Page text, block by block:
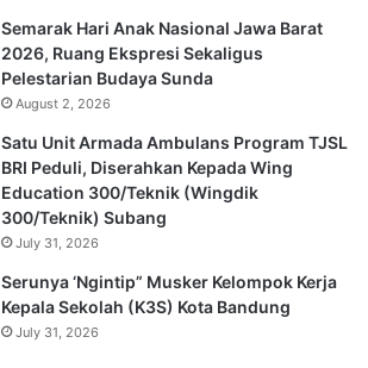
Semarak Hari Anak Nasional Jawa Barat
2026, Ruang Ekspresi Sekaligus
Pelestarian Budaya Sunda
August 2, 2026
Satu Unit Armada Ambulans Program TJSL
BRI Peduli, Diserahkan Kepada Wing
Education 300/Teknik (Wingdik
300/Teknik) Subang
July 31, 2026
Serunya ‘Ngintip” Musker Kelompok Kerja
Kepala Sekolah (K3S) Kota Bandung
July 31, 2026